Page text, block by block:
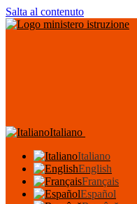
Salta al contenuto
Italiano
Italiano
English
Français
Español